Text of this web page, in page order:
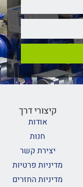
קיצורי דרך
אודות
חנות
יצירת קשר
מדיניות פרטיות
מדיניות החזרים